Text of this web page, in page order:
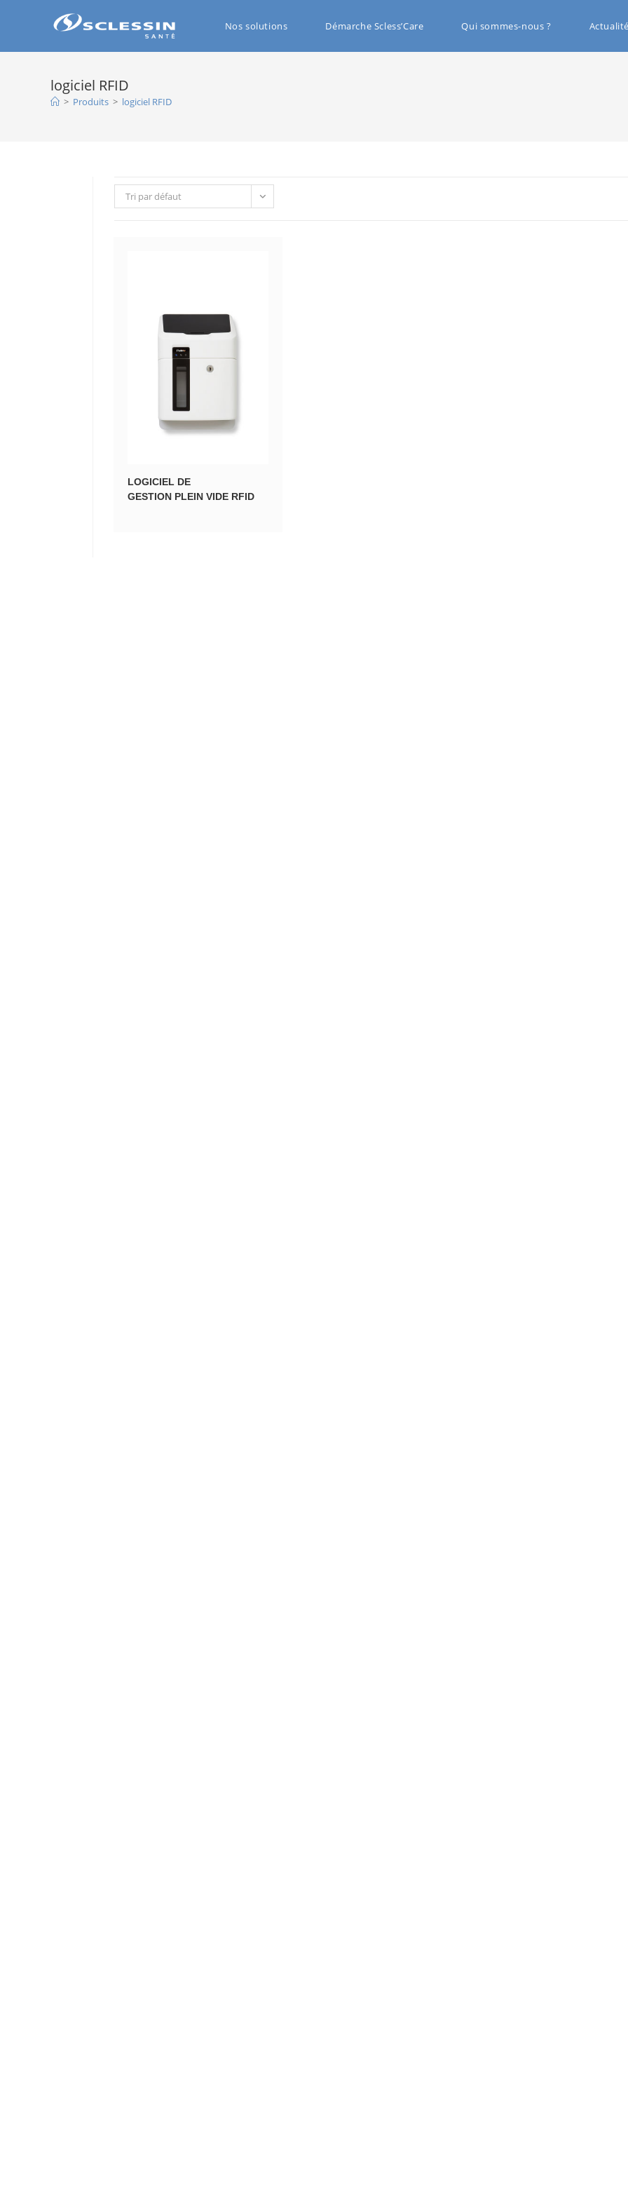
Nos solutions Démarche Scless’Care Qui sommes-nous ?
logiciel RFID
> Produits > logiciel RFID
Tri par défaut
LOGICIEL DE
GESTION PLEIN VIDE RFID